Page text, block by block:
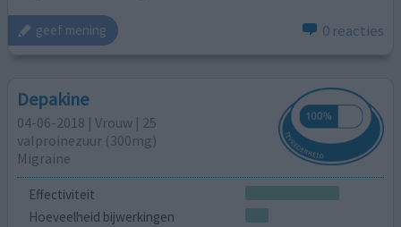
geef mening 0 reacties
Depakine
04-06-2018 | Vrouw | 25
valproinezuur (300mg)
Migraine
Effectiviteit
Hoeveelheid bijwerkingen